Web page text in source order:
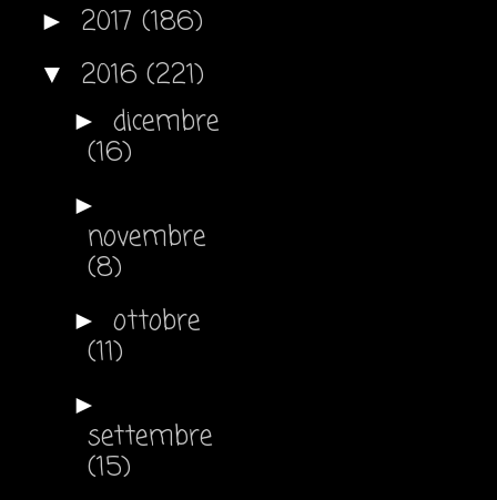
► 2017 (186)
▼ 2016 (221)
► dicembre
(16)
►
novembre
(8)
► ottobre
(11)
►
settembre
(15)